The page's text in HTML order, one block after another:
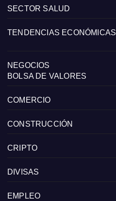
SECTOR SALUD
TENDENCIAS ECONÓMICAS
NEGOCIOS
BOLSA DE VALORES
COMERCIO
CONSTRUCCIÓN
CRIPTO
DIVISAS
EMPLEO